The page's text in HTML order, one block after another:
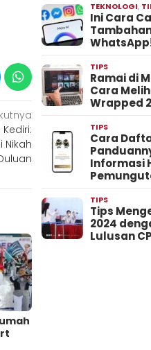
Nikah
TEKNOLOGI,
Ini Cara
TIPS
Ramai di
Cara
Wrapped
TIPS
Cara
Informasi
TIPS
Tips
2024
Lulusan